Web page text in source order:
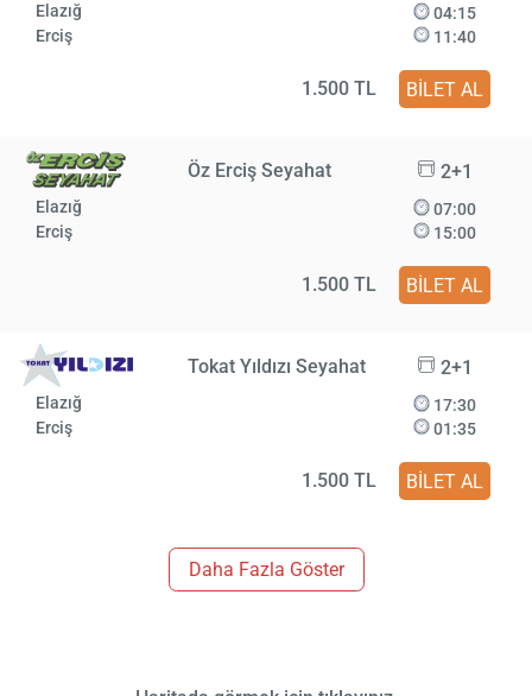
Elazığ
Erciş
04:15
11:40
1.500 TL BİLET AL
Öz Erciş Seyahat 2+1
Elazığ
Erciş
07:00
15:00
1.500 TL BİLET AL
Tokat Yıldızı Seyahat 2+1
Elazığ
Erciş
17:30
01:35
1.500 TL BİLET AL
Daha Fazla Göster